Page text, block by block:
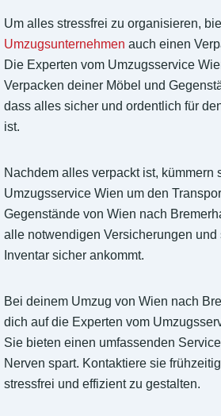
Um alles stressfrei zu organisieren,
Umzugsunternehmen auch einen
Die Experten vom Umzugsservice
Verpacken deiner Möbel und
dass alles sicher und ordentlich für
ist.
Nachdem alles verpackt ist, kümmern
Umzugsservice Wien um den
Gegenstände von Wien nach
alle notwendigen Versicherungen und
Inventar sicher ankommt.
Bei deinem Umzug von Wien nach
dich auf die Experten vom
Sie bieten einen umfassenden
Nerven spart. Kontaktiere sie
stressfrei und effizient zu gestalten.